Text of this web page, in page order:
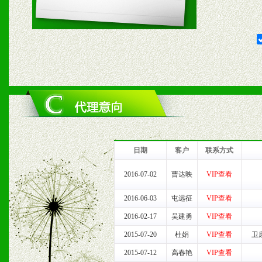
2、对于临期，滞销品给予
六、服务优势
1、完善的信息服务咨询中
我们将及时回复您的疑问。
2、售后服务：突发性产品
以及时受理记录并合理妥
3、我们时刻整理各区销售
时收编销售效果显着的案
日期 客户 联系方式
2016-07-02 曹达映 VIP查看
2016-06-03 屯远征 VIP查看
2016-02-17 吴建勇 VIP查看
2015-07-20 杜娟 VIP查看 卫
2015-07-12 高春艳 VIP查看